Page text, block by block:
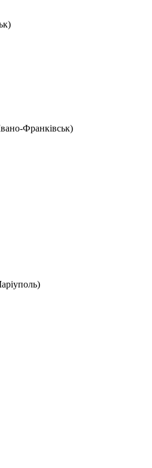
Франківськ)